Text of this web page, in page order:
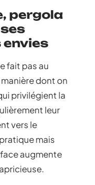
pergola
envies
fait pas au
dont on
privilégient la
leur
vers le
mais
augmente